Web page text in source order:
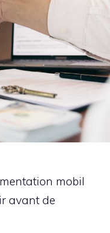
mobil
avant de